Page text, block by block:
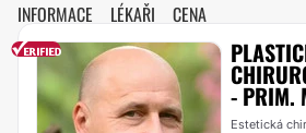
INFORMACE LÉKAŘI CENA
- PRIM.
Estetická